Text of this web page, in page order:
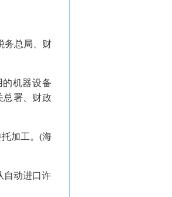
务总局、财
的机器设备
总署、财政
加工。(海
自动进口许